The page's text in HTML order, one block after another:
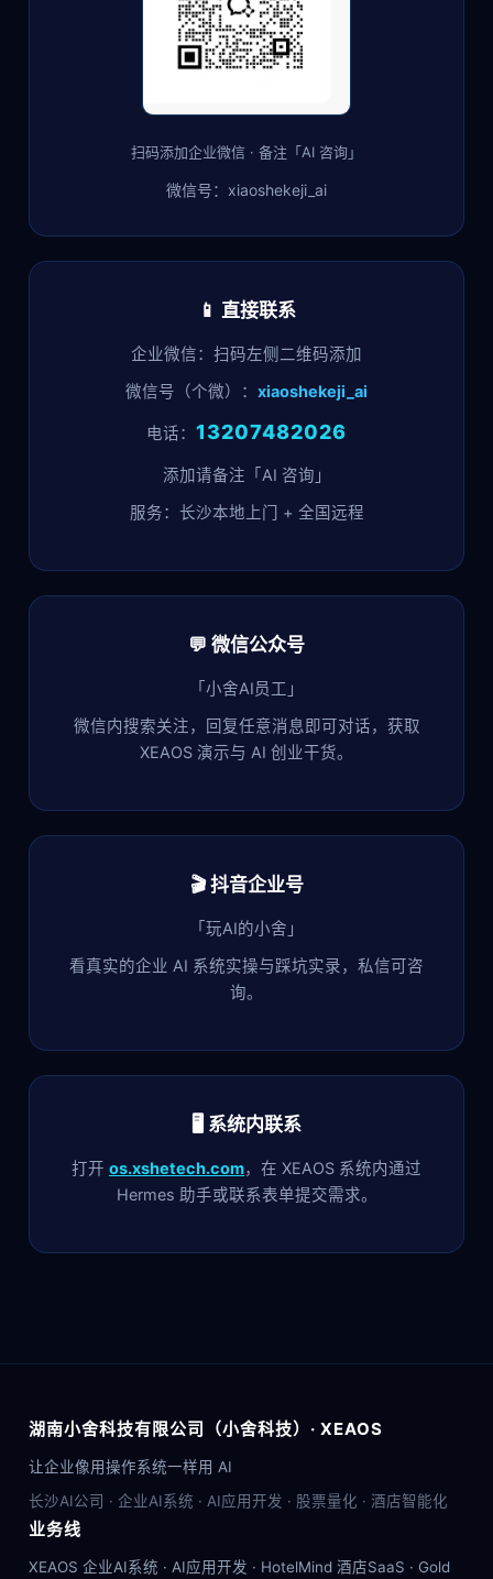
扫码添加企业微信 · 备注「AI 咨询」
微信号： xiaoshekeji_ai
📱 直接联系
企业微信：扫码左侧二维码添加
微信号（个微）： xiaoshekeji_ai
电话： 13207482026
添加请备注「AI 咨询」
服务：长沙本地上门 + 全国远程
💬 微信公众号
「小舍AI员工」
微信内搜索关注，回复任意消息即可对话，获取
XEAOS 演示与 AI 创业干货。
🎬 抖音企业号
「玩AI的小舍」
看真实的企业 AI 系统实操与踩坑实录，私信可咨
询。
🖥️ 系统内联系
打开 os.xshetech.com，在 XEAOS 系统内通过
Hermes 助手或联系表单提交需求。
湖南小舍科技有限公司（小舍科技）· XEAOS
让企业像用操作系统一样用 AI
长沙AI公司 · 企业AI系统 · AI应用开发 · 股票量化 · 酒店智能化
业务线
XEAOS 企业AI系统 · AI应用开发 · HotelMind 酒店SaaS · Gold